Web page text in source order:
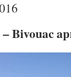
Bivouac